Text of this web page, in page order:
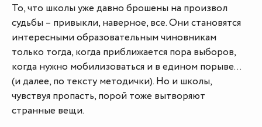
То, что школы уже давно брошены на произвол
судьбы – привыкли, наверное, все. Они становятся
интересными образовательным чиновникам
только тогда, когда приближается пора выборов,
когда нужно мобилизоваться и в едином порыве…
(и далее, по тексту методички). Но и школы,
чувствуя пропасть, порой тоже вытворяют
странные вещи.